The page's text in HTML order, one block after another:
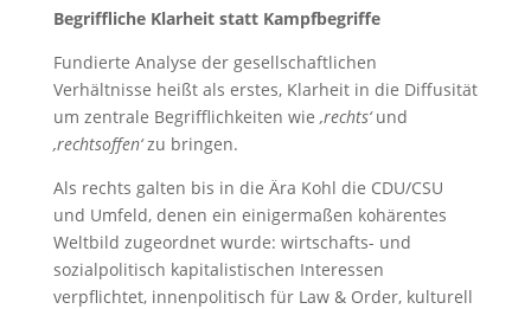
Begriffliche Klarheit statt Kampfbegriffe
Fundierte Analyse der gesellschaftlichen
Verhältnisse heißt als erstes, Klarheit in die Diffusität
um zentrale Begrifflichkeiten wie ‚rechts‘und
‚rechtsoffen‘zu bringen.
Als rechts galten bis in die Ära Kohl die CDU/CSU
und Umfeld, denen ein einigermaßen kohärentes
Weltbild zugeordnet wurde: wirtschafts- und
sozialpolitisch kapitalistischen Interessen
verpflichtet, innenpolitisch für Law & Order, kulturell